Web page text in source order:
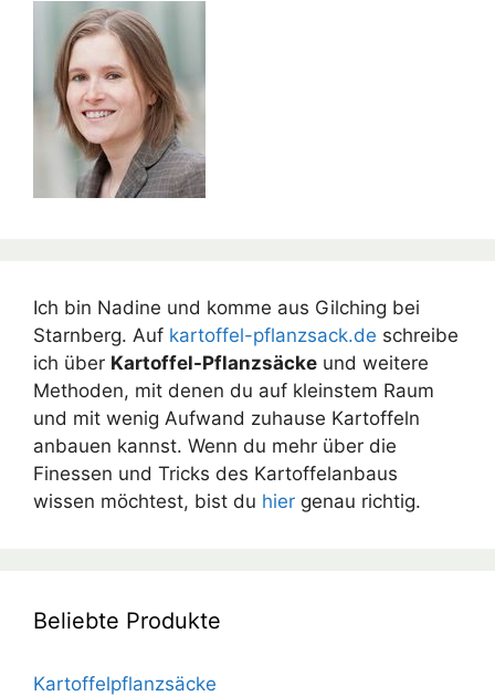
Ich bin Nadine und komme aus Gilching bei
Starnberg. Auf kartoffel-pflanzsack.de schreibe
ich über Kartoffel-Pflanzsäcke und weitere
Methoden, mit denen du auf kleinstem Raum
und mit wenig Aufwand zuhause Kartoffeln
anbauen kannst. Wenn du mehr über die
Finessen und Tricks des Kartoffelanbaus
wissen möchtest, bist du hier genau richtig.
Beliebte Produkte
Kartoffelpflanzsäcke